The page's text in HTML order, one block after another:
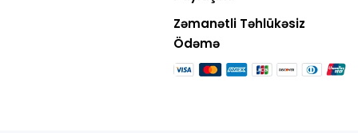
Zəmanətli Təhlükəsiz
Ödəmə